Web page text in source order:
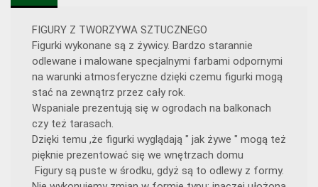
FIGURY Z TWORZYWA SZTUCZNEGO
Figurki wykonane są z żywicy. Bardzo starannie
odlewane i malowane specjalnymi farbami odpornymi
na warunki atmosferyczne dzięki czemu figurki mogą
stać na zewnątrz przez cały rok.
Wspaniale prezentują się w ogrodach na balkonach
czy też tarasach.
Dzięki temu ,że figurki wyglądają " jak żywe " mogą też
pięknie prezentować się we wnętrzach domu
Figury są puste w środku, gdyż są to odlewy z formy.